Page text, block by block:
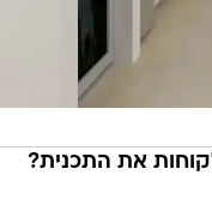
את התכנית?